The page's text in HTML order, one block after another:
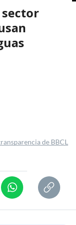
sector
de BBCL